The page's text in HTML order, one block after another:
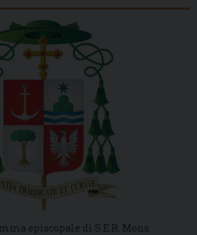
episcopale di S.E.R. Mons.